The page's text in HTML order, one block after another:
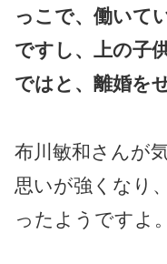
っこで、働いて
ですし、上の子
ではと、離婚を
布川敏和さんが
思いが強くなり
ったようですよ。